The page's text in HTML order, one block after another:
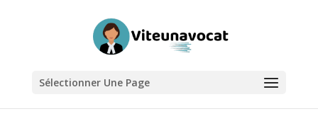
Sélectionner Une Page